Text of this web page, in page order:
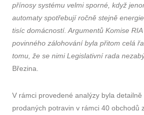
přínosy systému velmi sporné, když
automaty spotřebují ročně stejně
tisíc domácností. Argumentů Komise
povinného zálohování byla přitom celá
tomu, že se nimi Legislativní rada
Březina.
V rámci provedené analýzy byla
prodaných potravin v rámci 40 obchodů